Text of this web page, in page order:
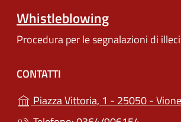
Whistleblowing
Procedura per le segnalazioni di
CONTATTI
Piazza Vittoria, 1 - 25050 -